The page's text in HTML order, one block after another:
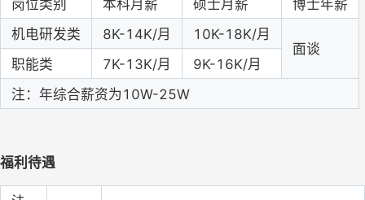
岗位类别 本科月薪 硕士月薪
博士年薪
机电研发类
8K-14K/月
10K-18K/月
面谈
职能类
7K-13K/月
9K-16K/月
注：年综合薪资为 10W-25W
福利待遇